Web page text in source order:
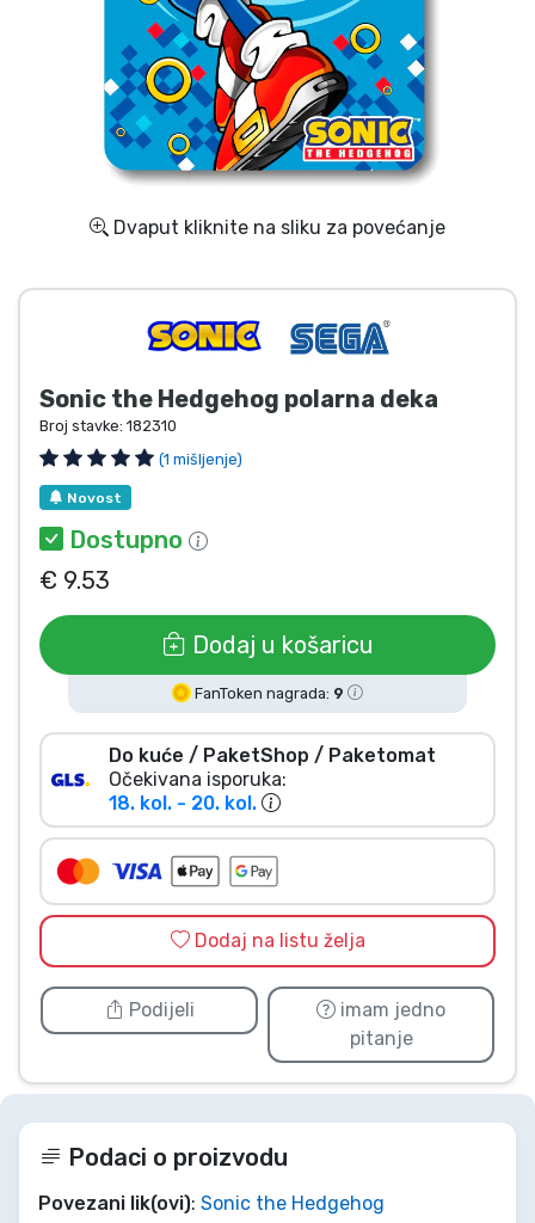
Dvaput kliknite na sliku za povećanje
Sonic the Hedgehog polarna deka
Broj stavke: 182310
(1 mišljenje)
Novost
Dostupno
€ 9.53
Dodaj u košaricu
FanToken nagrada: 9
Do kuće / PaketShop / Paketomat
Očekivana isporuka:
18. kol. - 20. kol.
Dodaj na listu želja
Podijeli
imam jedno
pitanje
Podaci o proizvodu
Povezani lik(ovi): Sonic the Hedgehog
Dostava i plaćanje
TV serija proizvodi
Film proizvodi
Crtani proizvodi
Anime proizvodi
Gamer proizvodi
Sportski proizvodi
Glazbeni proizvodi
Vrste proizvoda
Marke